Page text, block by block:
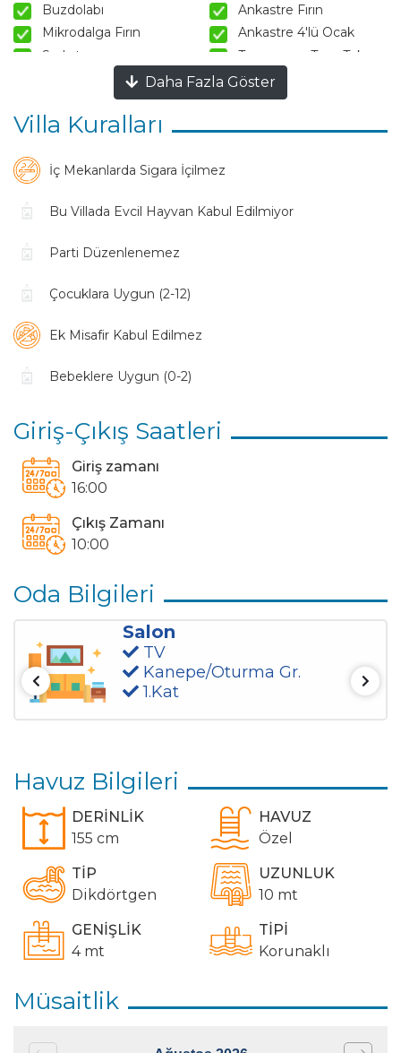
Buzdolabı
Ankastre Fırın
Mikrodalga Fırın
Ankastre 4'lü Ocak
Su Isıtıcısı
Tencere ve Tava Takımı
Yemek Takımı
Kaşık Çatal Bıçak Takımı
Bardak Takımı
Yemek Masası
Sandalyeler
Salon Bilgileri
Oturma Grubu
Klima
Uydu Alıcı
Havuz Bahçe Bilgileri
Şemsiye
Barbekü (Mangal)
Yatak Sayıları
Manzara
Dağ
Daha Fazla Göster
Villa Kuralları
İç Mekanlarda Sigara İçilmez
Bu Villada Evcil Hayvan Kabul Edilmiyor
Parti Düzenlenemez
Çocuklara Uygun (2-12)
Ek Misafir Kabul Edilmez
Bebeklere Uygun (0-2)
Giriş-Çıkış Saatleri
Giriş zamanı
16:00
Çıkış Zamanı
10:00
Oda Bilgileri
Salon
TV
Kanepe/Oturma Gr.
1.Kat
Havuz Bilgileri
DERİNLİK
155 cm
HAVUZ
Özel
TİP
Dikdörtgen
UZUNLUK
10 mt
GENİŞLİK
4 mt
TİPİ
Korunaklı
Müsaitlik